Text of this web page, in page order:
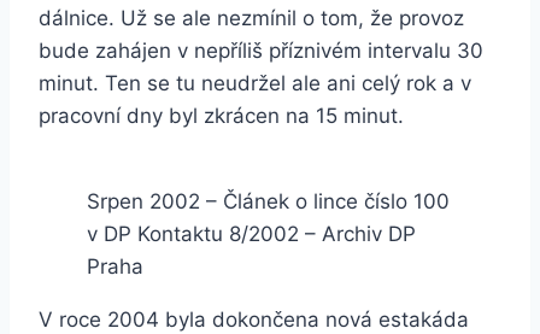
dálnice. Už se ale nezmínil o tom, že provoz
bude zahájen v nepříliš příznivém intervalu 30
minut. Ten se tu neudržel ale ani celý rok a v
pracovní dny byl zkrácen na 15 minut.
Srpen 2002 – Článek o lince číslo 100
v DP Kontaktu 8/2002 – Archiv DP
Praha
V roce 2004 byla dokončena nová estakáda